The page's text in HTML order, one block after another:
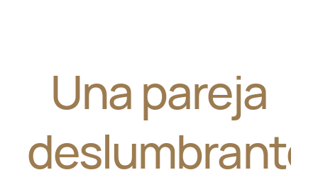
Una pareja
deslumbrante